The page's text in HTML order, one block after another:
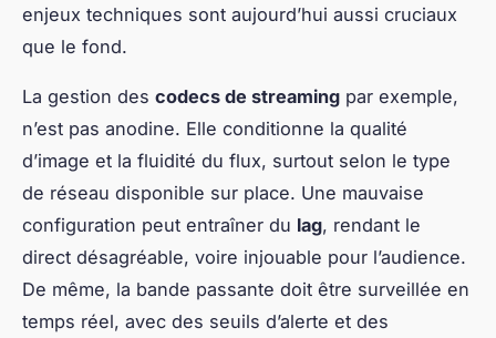
enjeux techniques sont aujourd’hui aussi cruciaux
que le fond.
La gestion des codecs de streaming par exemple,
n’est pas anodine. Elle conditionne la qualité
d’image et la fluidité du flux, surtout selon le type
de réseau disponible sur place. Une mauvaise
configuration peut entraîner du lag, rendant le
direct désagréable, voire injouable pour l’audience.
De même, la bande passante doit être surveillée en
temps réel, avec des seuils d’alerte et des